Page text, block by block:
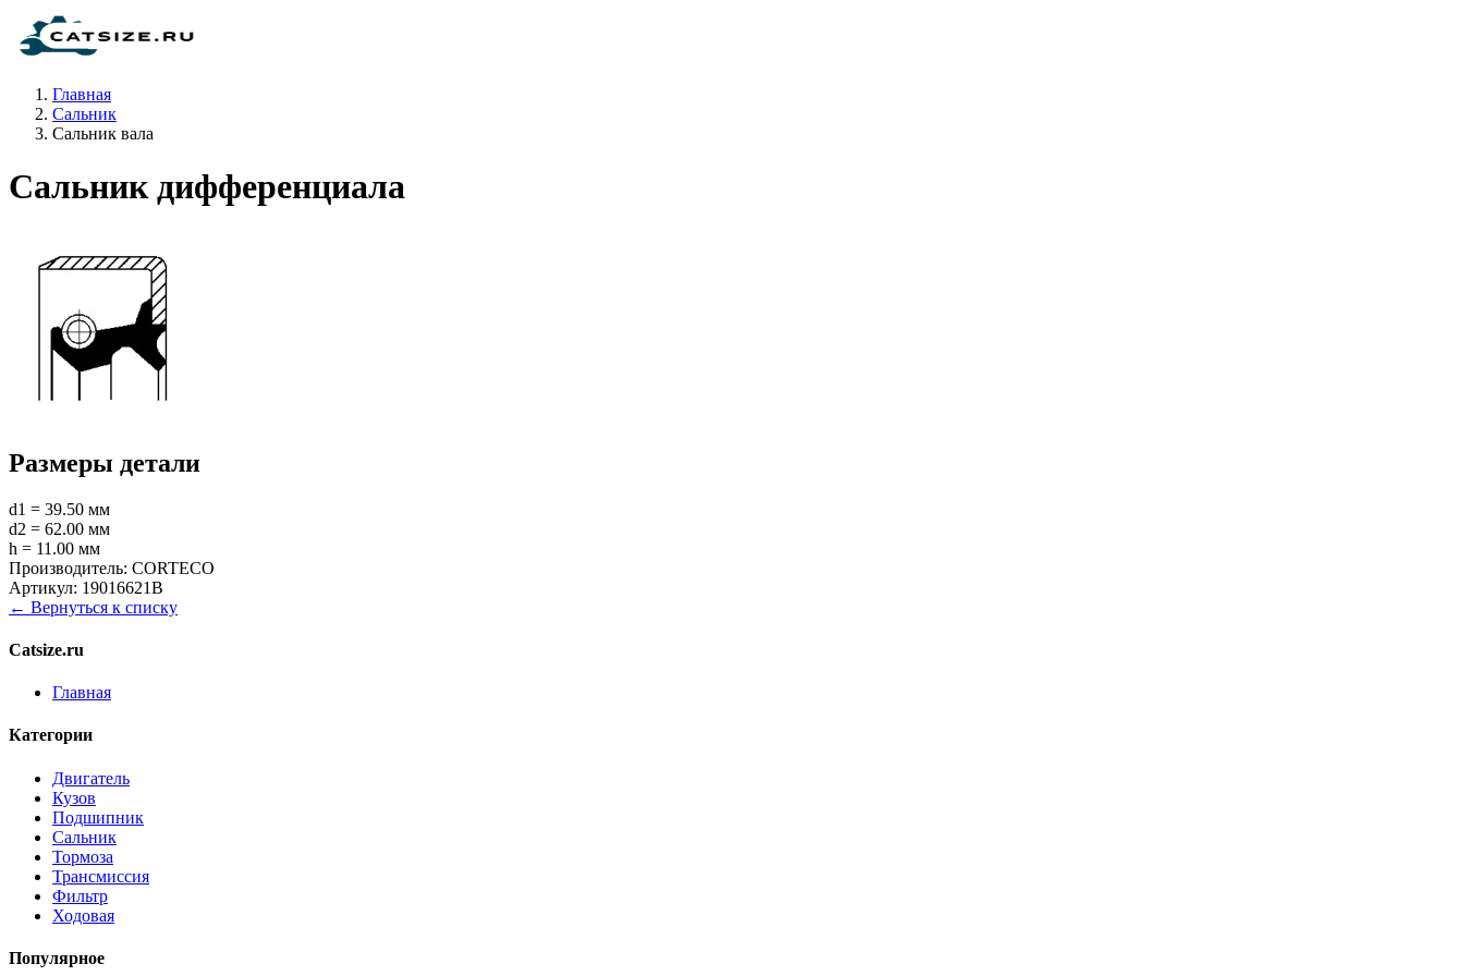
Главная
Сальник
Сальник вала
Сальник дифференциала
Размеры детали
d1 = 39.50 мм
d2 = 62.00 мм
h = 11.00 мм
Производитель: CORTECO
Артикул: 19016621B
← Вернуться к списку
Catsize.ru
Главная
Категории
Двигатель
Кузов
Подшипник
Сальник
Тормоза
Трансмиссия
Фильтр
Ходовая
Популярное